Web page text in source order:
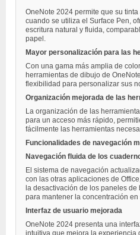
OneNote 2024 permite que su
cuando se utiliza el Surface Pen,
escritura natural y fluida,
papel.
Mayor personalización para las
Con una gama más amplia de
herramientas de dibujo de
flexibilidad para personalizar sus
Organización mejorada de las
La organización de las
para un acceso más rápido,
fácilmente las herramientas
Funcionalidades de navegación
Navegación fluida de los
El sistema de navegación
con las otras aplicaciones de
la desactivación de los paneles
para mantener la concentración
Interfaz de usuario mejorada
OneNote 2024 presenta una